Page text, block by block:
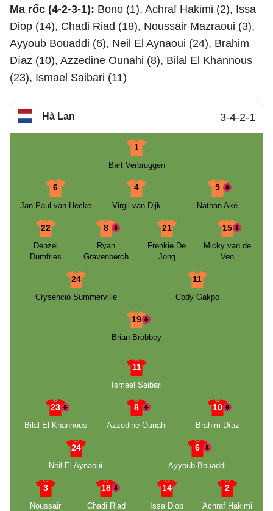
Ma rốc (4-2-3-1): Bono (1), Achraf Hakimi (2), Issa
Diop (14), Chadi Riad (18), Noussair Mazraoui (3),
Ayyoub Bouaddi (6), Neil El Aynaoui (24), Brahim
Díaz (10), Azzedine Ounahi (8), Bilal El Khannous
(23), Ismael Saibari (11)
Hà Lan 3-4-2-1
1
Bart Verbruggen
6
Jan Paul van Hecke
4
Virgil van Dijk
5
Nathan Aké
22
Denzel
Dumfries
8
Ryan
Gravenberch
21
Frenkie De
Jong
15
Micky van de
Ven
24
Crysencio Summerville
11
Cody Gakpo
19
Brian Brobbey
11
Ismael Saibari
23
Bilal El Khannous
8
Azzedine Ounahi
10
Brahim Díaz
24
Neil El Aynaoui
6
Ayyoub Bouaddi
3
Noussair
18
Chadi Riad
14
Issa Diop
2
Achraf Hakimi